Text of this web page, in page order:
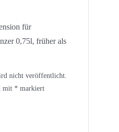
für
0,75l, früher als
nicht veröffentlicht.
mit * markiert